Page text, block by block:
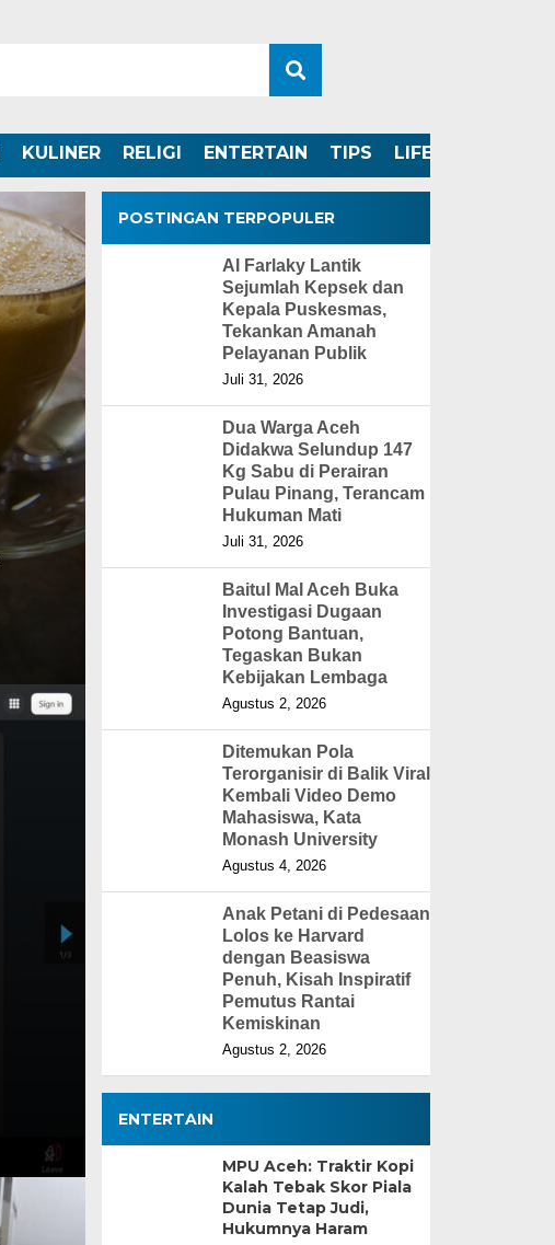
KULINER RELIGI ENTERTAIN TIPS LIFESTYLE
POSTINGAN TERPOPULER
Al Farlaky Lantik
Sejumlah Kepsek dan
Kepala Puskesmas,
Tekankan Amanah
Pelayanan Publik
Juli 31, 2026
Dua Warga Aceh
Didakwa Selundup 147
Kg Sabu di Perairan
Pulau Pinang, Terancam
Hukuman Mati
Juli 31, 2026
Baitul Mal Aceh Buka
Investigasi Dugaan
Potong Bantuan,
Tegaskan Bukan
Kebijakan Lembaga
Agustus 2, 2026
Ditemukan Pola
Terorganisir di Balik Viral
Kembali Video Demo
Mahasiswa, Kata
Monash University
Agustus 4, 2026
Anak Petani di Pedesaan
Lolos ke Harvard
dengan Beasiswa
Penuh, Kisah Inspiratif
Pemutus Rantai
Kemiskinan
Agustus 2, 2026
ENTERTAIN
MPU Aceh: Traktir Kopi
Kalah Tebak Skor Piala
Dunia Tetap Judi,
Hukumnya Haram